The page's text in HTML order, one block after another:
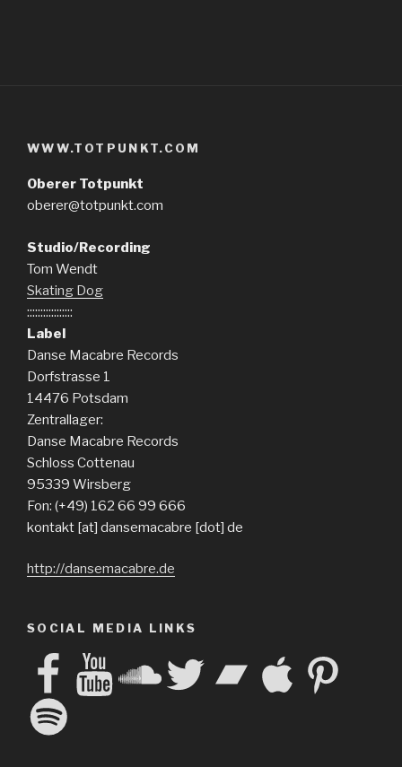
WWW.TOTPUNKT.COM
Oberer Totpunkt
oberer@totpunkt.com
Studio/Recording
Tom Wendt
Skating Dog
:::::::::::::::::
Label
Danse Macabre Records
Dorfstrasse 1
14476 Potsdam
Zentrallager:
Danse Macabre Records
Schloss Cottenau
95339 Wirsberg
Fon: (+49) 162 66 99 666
kontakt [at] dansemacabre [dot] de
http://dansemacabre.de
SOCIAL MEDIA LINKS
FacebookYouTube SoundCloud
Twitter Apple Pinterest
Spotify